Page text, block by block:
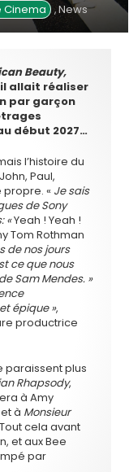
Cinema ,News
Beauty,
allait réaliser
par garçon
début 2027…
l’histoire du
Paul,
propre. « Je sais
de Sony
«Yeah ! Yeah !
Tom Rothman
de nos jours
ce que nous
Sam Mendes. »
épique »,
productrice
paraissent plus
Rhapsody,
à Amy
à Monsieur
cela avant
et aux Bee
par